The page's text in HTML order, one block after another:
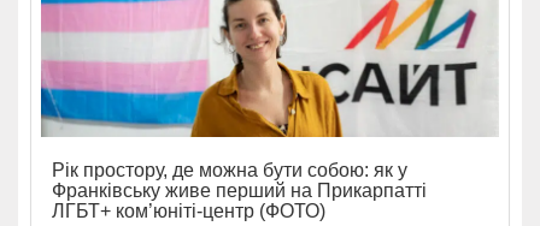
Рік простору, де можна бути собою: як у
Франківську живе перший на Прикарпатті
ЛГБТ+ ком’юніті-центр (ФОТО)